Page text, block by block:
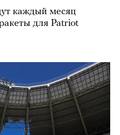
каждый месяц
для Patriot